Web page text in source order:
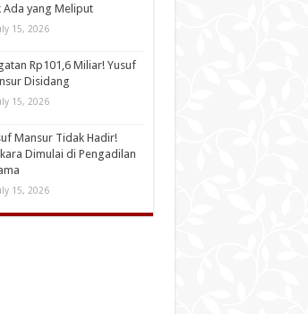
Ada yang Meliput
15, 2026
Rp101,6 Miliar! Yusuf
Disidang
15, 2026
Mansur Tidak Hadir!
Dimulai di Pengadilan
15, 2026